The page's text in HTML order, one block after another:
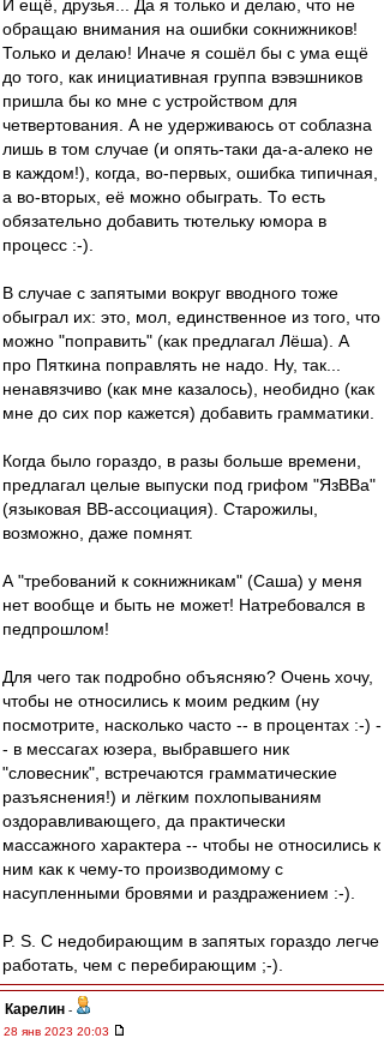
И ещё, друзья... Да я только и делаю, что не
обращаю внимания на ошибки сокнижников!
Только и делаю! Иначе я сошёл бы с ума ещё
до того, как инициативная группа вэвэшников
пришла бы ко мне с устройством для
четвертования. А не удерживаюсь от соблазна
лишь в том случае (и опять-таки да-а-алеко не
в каждом!), когда, во-первых, ошибка типичная,
а во-вторых, её можно обыграть. То есть
обязательно добавить тютельку юмора в
процесс :-).
В случае с запятыми вокруг вводного тоже
обыграл их: это, мол, единственное из того, что
можно "поправить" (как предлагал Лёша). А
про Пяткина поправлять не надо. Ну, так...
ненавязчиво (как мне казалось), необидно (как
мне до сих пор кажется) добавить грамматики.
Когда было гораздо, в разы больше времени,
предлагал целые выпуски под грифом "ЯзВВа"
(языковая ВВ-ассоциация). Старожилы,
возможно, даже помнят.
А "требований к сокнижникам" (Саша) у меня
нет вообще и быть не может! Натребовался в
педпрошлом!
Для чего так подробно объясняю? Очень хочу,
чтобы не относились к моим редким (ну
посмотрите, насколько часто -- в процентах :-) -
- в мессагах юзера, выбравшего ник
"словесник", встречаются грамматические
разъяснения!) и лёгким похлопываниям
оздоравливающего, да практически
массажного характера -- чтобы не относились к
ним как к чему-то производимому с
насупленными бровями и раздражением :-).
P. S. С недобирающим в запятых гораздо легче
работать, чем с перебирающим ;-).
Карелин -
28 янв 2023 20:03